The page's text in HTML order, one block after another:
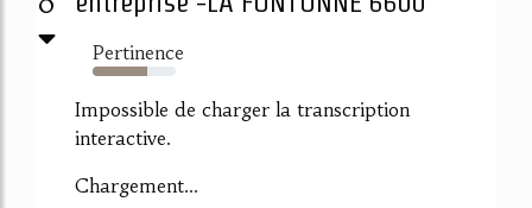
Pertinence
65%
Impossible de charger la transcription
interactive.
Chargement...